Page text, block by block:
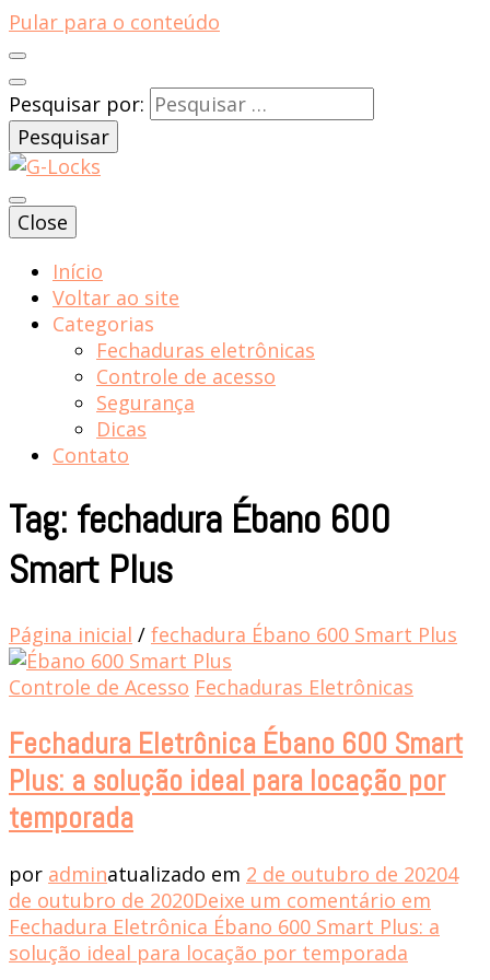
Pular para o conteúdo
Pesquisar por:
Blog | G-locks
Close
Início
Voltar ao site
Categorias
Fechaduras eletrônicas
Controle de acesso
Segurança
Dicas
Contato
Tag: fechadura Ébano 600
Smart Plus
Página inicial / fechadura Ébano 600 Smart Plus
Controle de Acesso Fechaduras Eletrônicas
Fechadura Eletrônica Ébano 600 Smart
Plus: a solução ideal para locação por
temporada
por adminatualizado em 2 de outubro de 20204
de outubro de 2020Deixe um comentário em
Fechadura Eletrônica Ébano 600 Smart Plus: a
solução ideal para locação por temporada